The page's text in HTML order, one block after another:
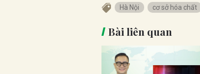
Hà Nội cơ sở hóa chất
Bài liên quan